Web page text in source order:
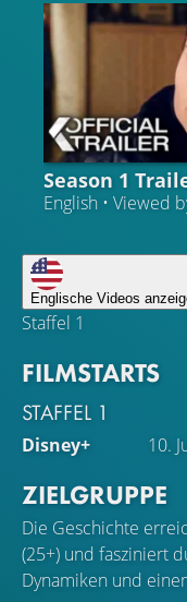
Season 1
English • Viewed
Englische Videos
Staffel 1
FILMSTARTS
STAFFEL 1
Disney+ 10.
ZIELGRUPPE
Die Geschichte
(25+) und fasziniert
Dynamiken und